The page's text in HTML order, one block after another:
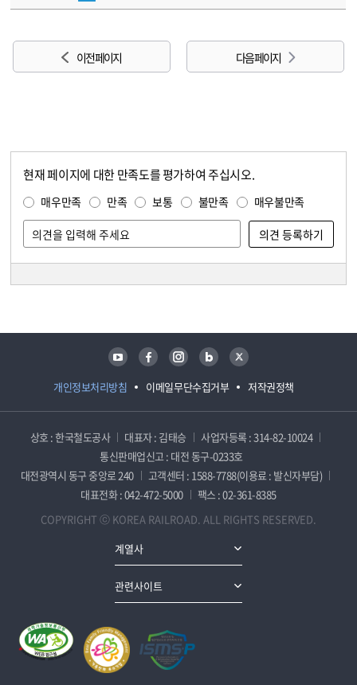
이전 페이지 다음 페이지
현재 페이지에 대한 만족도를 평가하여 주십시오.
매우만족 만족 보통 불만족 매우불만족
개인정보처리방침 이메일무단수집거부 저작권정책
유튜브 페이스북 인스타그램 블로그 트위터
상호 : 한국철도공사 대표자 : 김태승
사업자등록 : 314-82-10024
통신판매업신고 : 대전 동구-0233호
대전광역시 동구 중앙로 240
고객센터 : 1588-7788(이용료 : 발신자부담)
대표전화 : 042-472-5000
팩스 : 02-361-8385
COPYRIGHT ⓒ KOREA RAILROAD. ALL RIGHTS RESERVED.
계열사
관련사이트